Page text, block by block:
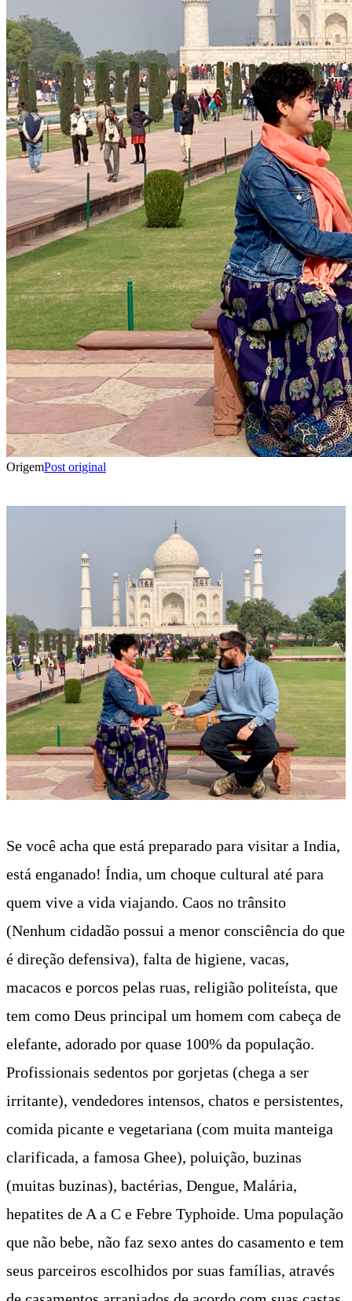
OrigemPost original
Se você acha que está preparado para visitar a India,
está enganado! Índia, um choque cultural até para
quem vive a vida viajando. Caos no trânsito
(Nenhum cidadão possui a menor consciência do que
é direção defensiva), falta de higiene, vacas,
macacos e porcos pelas ruas, religião politeísta, que
tem como Deus principal um homem com cabeça de
elefante, adorado por quase 100% da população.
Profissionais sedentos por gorjetas (chega a ser
irritante), vendedores intensos, chatos e persistentes,
comida picante e vegetariana (com muita manteiga
clarificada, a famosa Ghee), poluição, buzinas
(muitas buzinas), bactérias, Dengue, Malária,
hepatites de A a C e Febre Typhoide. Uma população
que não bebe, não faz sexo antes do casamento e tem
seus parceiros escolhidos por suas famílias, através